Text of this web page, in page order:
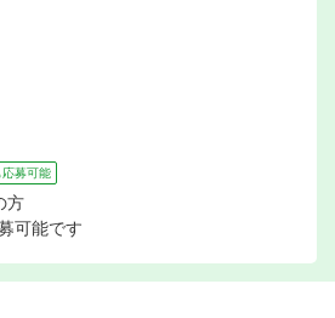
応募可能
方
可能です